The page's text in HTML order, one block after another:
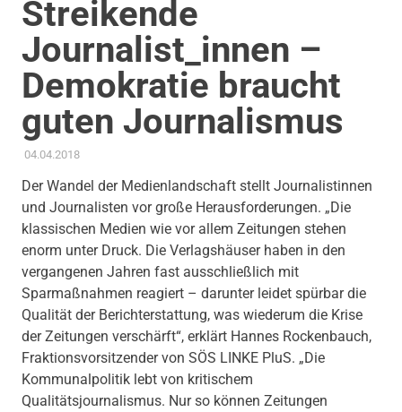
Streikende
Journalist_innen –
Demokratie braucht
guten Journalismus
04.04.2018ADMIN
AKTUELLES
Der Wandel der Medienlandschaft stellt Journalistinnen
und Journalisten vor große Herausforderungen. „Die
klassischen Medien wie vor allem Zeitungen stehen
enorm unter Druck. Die Verlagshäuser haben in den
vergangenen Jahren fast ausschließlich mit
Sparmaßnahmen reagiert – darunter leidet spürbar die
Qualität der Berichterstattung, was wiederum die Krise
der Zeitungen verschärft“, erklärt Hannes Rockenbauch,
Fraktionsvorsitzender von SÖS LINKE PluS. „Die
Kommunalpolitik lebt von kritischem
Qualitätsjournalismus. Nur so können Zeitungen